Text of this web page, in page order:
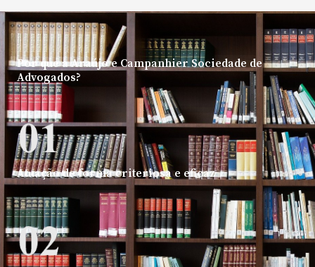
Por que a Araújo e Campanhier Sociedade de
Advogados?
Atuação de forma criteriosa e eficaz